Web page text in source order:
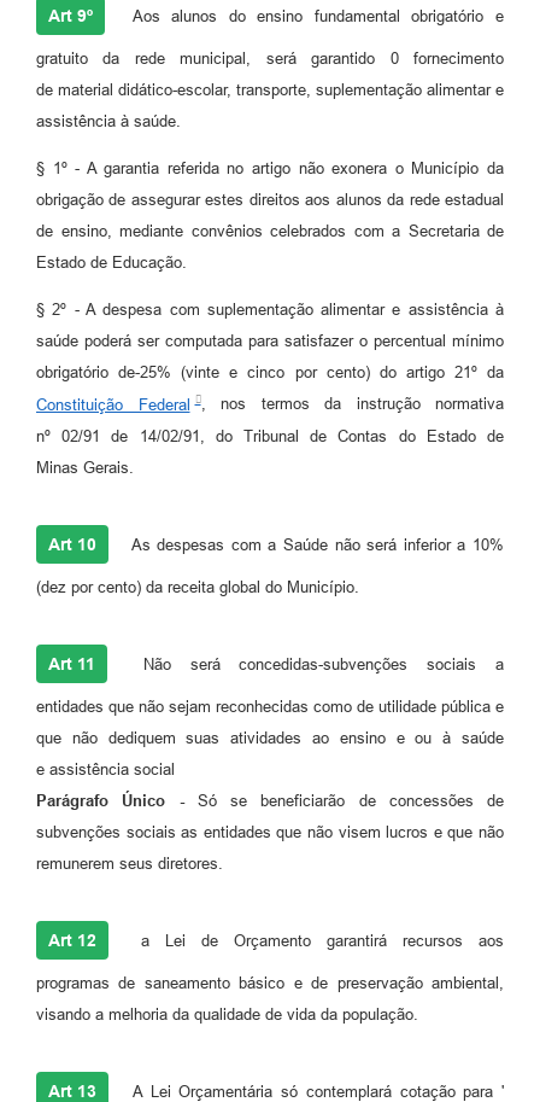
Art 9º Aos alunos do ensino fundamental obrigatório e
gratuito da rede municipal, será garantido 0 fornecimento
de material didático-escolar, transporte, suplementação alimentar e
assistência à saúde.
§ 1º - A garantia referida no artigo não exonera o Município da
obrigação de assegurar estes direitos aos alunos da rede estadual
de ensino, mediante convênios celebrados com a Secretaria de
Estado de Educação.
§ 2º - A despesa com suplementação alimentar e assistência à
saúde poderá ser computada para satisfazer o percentual mínimo
obrigatório de-25% (vinte e cinco por cento) do artigo 21º da
Constituição Federal
, nos termos da instrução normativa
nº 02/91 de 14/02/91, do Tribunal de Contas do Estado de
Minas Gerais.
Art 10 As despesas com a Saúde não será inferior a 10%
(dez por cento) da receita global do Município.
Art 11 Não será concedidas-subvenções sociais a
entidades que não sejam reconhecidas como de utilidade pública e
que não dediquem suas atividades ao ensino e ou à saúde
e assistência social
Parágrafo Único -Só se beneficiarão de concessões de
subvenções sociais as entidades que não visem lucros e que não
remunerem seus diretores.
Art 12 a Lei de Orçamento garantirá recursos aos
programas de saneamento básico e de preservação ambiental,
visando a melhoria da qualidade de vida da população.
Art 13 A Lei Orçamentária só contemplará cotação para '